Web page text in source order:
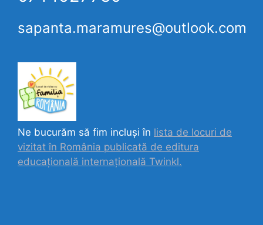
sapanta.maramures@outlook.com
Ne bucurăm să fim incluși în lista de locuri de
vizitat în România publicată de editura
educațională internațională Twinkl.